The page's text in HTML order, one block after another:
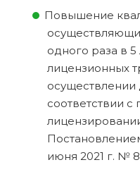
Повышение
одного раза в 5
лицензионных
осуществлении
соответствии с
июня 2021 г. №